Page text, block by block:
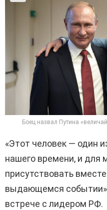
Боец назвал Путина
«Этот человек — один
нашего времени, и для
присутствовать
выдающемся событии»
встрече с лидером РФ.